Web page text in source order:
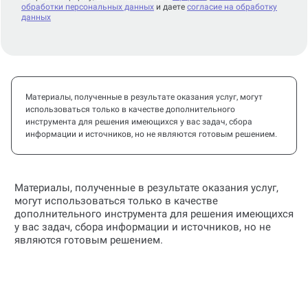
обработки персональных данных и даете согласие на обработку
данных
Материалы, полученные в результате оказания услуг, могут
использоваться только в качестве дополнительного
инструмента для решения имеющихся у вас задач, сбора
информации и источников, но не являются готовым решением.
Материалы, полученные в результате оказания услуг,
могут использоваться только в качестве
дополнительного инструмента для решения имеющихся
у вас задач, сбора информации и источников, но не
являются готовым решением.